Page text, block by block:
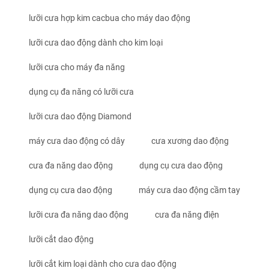
lưỡi cưa hợp kim cacbua cho máy dao động
lưỡi cưa dao động dành cho kim loại
lưỡi cưa cho máy đa năng
dụng cụ đa năng có lưỡi cưa
lưỡi cưa dao động Diamond
máy cưa dao động có dây cưa xương dao động
cưa đa năng dao động dụng cụ cưa dao động
dụng cụ cưa dao động máy cưa dao động cầm tay
lưỡi cưa đa năng dao động cưa đa năng điện
lưỡi cắt dao động
lưỡi cắt kim loại dành cho cưa dao động